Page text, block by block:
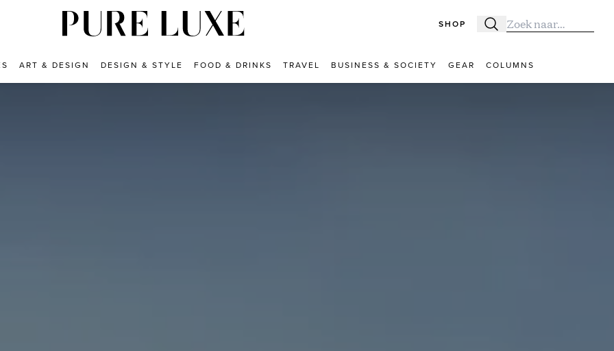
SHOP Zoeken
Zoek naar:
ART & DESIGN DESIGN & STYLE FOOD & DRINKS TRAVEL BUSINESS & SOCIETY GEAR COLUMNS